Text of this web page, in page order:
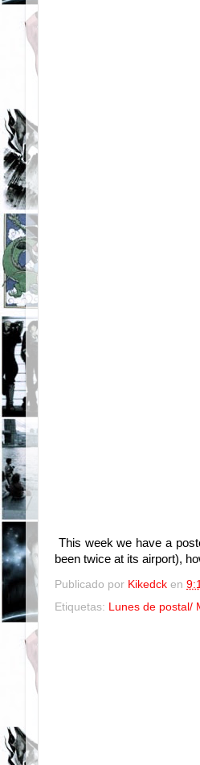
This week we have a
been twice at its airport),
Publicado por Kikedck en
Etiquetas: Lunes de postal/